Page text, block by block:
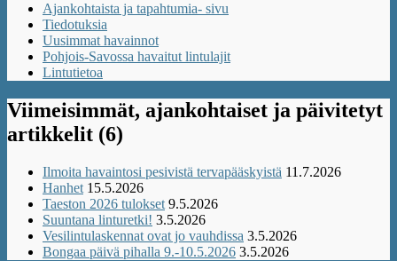
Ajankohtaista ja tapahtumia- sivu
Tiedotuksia
Uusimmat havainnot
Pohjois-Savossa havaitut lintulajit
Lintutietoa
Viimeisimmät, ajankohtaiset ja päivitetyt
artikkelit (6)
Ilmoita havaintosi pesivistä tervapääskyistä 11.7.2026
Hanhet 15.5.2026
Taeston 2026 tulokset 9.5.2026
Suuntana linturetki! 3.5.2026
Vesilintulaskennat ovat jo vauhdissa 3.5.2026
Bongaa päivä pihalla 9.-10.5.2026 3.5.2026